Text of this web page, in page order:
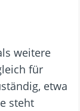
weitere
für
etwa
steht